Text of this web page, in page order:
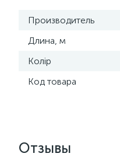
Производитель
Длина, м
Колір
Код товара
Отзывы